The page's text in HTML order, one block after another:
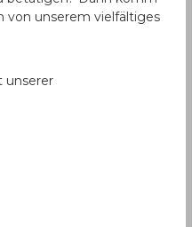
von unserem vielfältiges
unserer